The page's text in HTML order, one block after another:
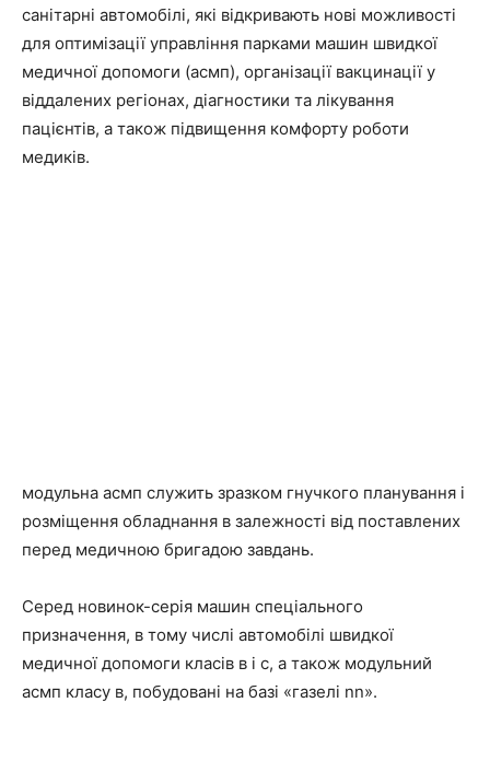
санітарні автомобілі, які відкривають нові можливості
для оптимізації управління парками машин швидкої
медичної допомоги (асмп), організації вакцинації у
віддалених регіонах, діагностики та лікування
пацієнтів, а також підвищення комфорту роботи
медиків.
модульна асмп служить зразком гнучкого планування і
розміщення обладнання в залежності від поставлених
перед медичною бригадою завдань.
Серед новинок-серія машин спеціального
призначення, в тому числі автомобілі швидкої
медичної допомоги класів в і с, а також модульний
асмп класу в, побудовані на базі «газелі nn».